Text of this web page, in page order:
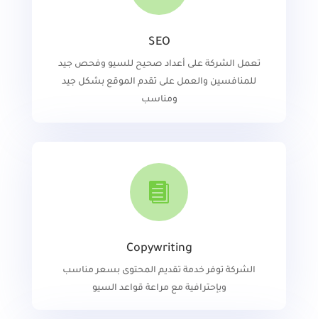
SEO
تعمل الشركة على أعداد صحيح للسيو وفحص جيد
للمنافسين والعمل على تقدم الموقع بشكل جيد
ومناسب

Copywriting
الشركة توفر خدمة تقديم المحتوى بسعر مناسب
وبإحترافية مع مراعة قواعد السيو